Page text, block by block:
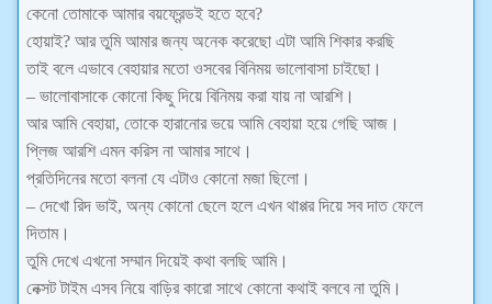
কেনো তোমাকে আমার বয়ফ্রেন্ডই হতে হবে?
হোয়াই? আর তুমি আমার জন্য অনেক করেছো এটা আমি শিকার করছি
তাই বলে এভাবে বেহায়ার মতো ওসবের বিনিময় ভালোবাসা চাইছো।
– ভালোবাসাকে কোনো কিছু দিয়ে বিনিময় করা যায় না আরশি।
আর আমি বেহায়া, তোকে হারানোর ভয়ে আমি বেহায়া হয়ে গেছি আজ।
প্লিজ আরশি এমন করিস না আমার সাথে।
প্রতিদিনের মতো বলনা যে এটাও কোনো মজা ছিলো।
– দেখো রিদ ভাই, অন্য কোনো ছেলে হলে এখন থাপ্পর দিয়ে সব দাত ফেলে
দিতাম।
তুমি দেখে এখনো সম্মান দিয়েই কথা বলছি আমি।
নেক্সট টাইম এসব নিয়ে বাড়ির কারো সাথে কোনো কথাই বলবে না তুমি।